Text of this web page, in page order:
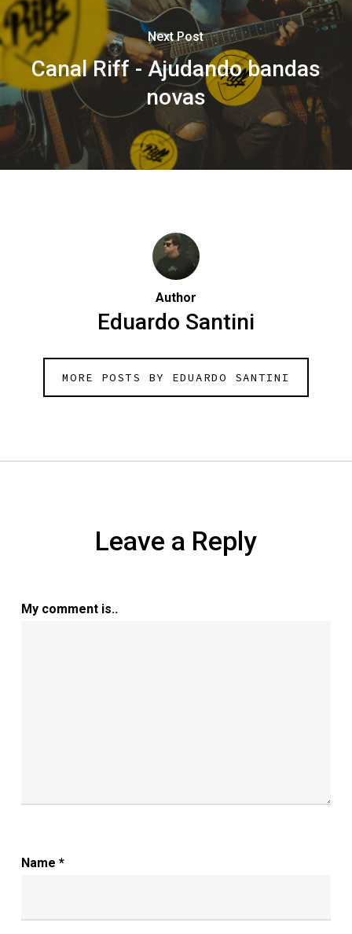
Next Post
Canal Riff - Ajudando bandas
novas
Author
Eduardo Santini
MORE POSTS BY EDUARDO SANTINI
Leave a Reply
My comment is..
Name *